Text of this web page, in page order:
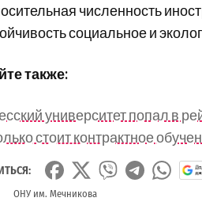
численность
социальное и
также:
университет попал в
стоит контрактное
ОНУ им. Мечникова